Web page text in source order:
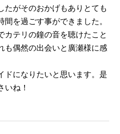
たがそのおかげもありとても
を過ごす事ができました。
カテリの鐘の音を聴けたこと
も偶然の出会いと廣瀬様に感
ドになりたいと思います。是
ね！